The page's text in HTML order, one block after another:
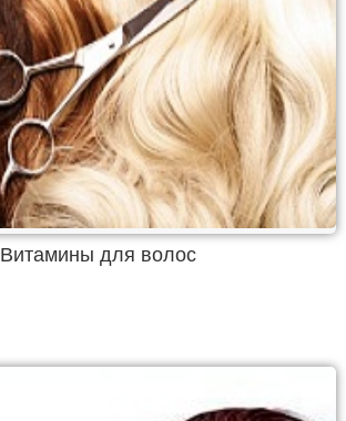
Витамины для волос